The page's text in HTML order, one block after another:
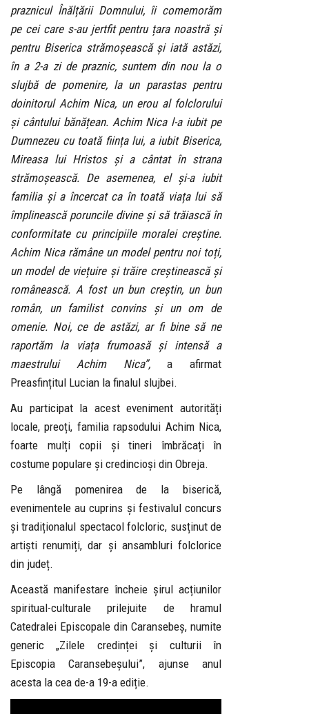
praznicul Înălțării Domnului, îi comemorăm
pe cei care s-au jertfit pentru țara noastră și
pentru Biserica strămoșească și iată astăzi,
în a 2-a zi de praznic, suntem din nou la o
slujbă de pomenire, la un parastas pentru
doinitorul Achim Nica, un erou al folclorului
și cântului bănățean. Achim Nica l-a iubit pe
Dumnezeu cu toată ființa lui, a iubit Biserica,
Mireasa lui Hristos și a cântat în strana
strămoșească. De asemenea, el și-a iubit
familia și a încercat ca în toată viața lui să
împlinească poruncile divine și să trăiască în
conformitate cu principiile moralei creștine.
Achim Nica rămâne un model pentru noi toți,
un model de viețuire și trăire creștinească și
românească. A fost un bun creștin, un bun
român, un familist convins și un om de
omenie. Noi, ce de astăzi, ar fi bine să ne
raportăm la viața frumoasă și intensă a
maestrului Achim Nica”,a afirmat
Preasfințitul Lucian la finalul slujbei.
Au participat la acest eveniment autorități
locale, preoți, familia rapsodului Achim Nica,
foarte mulți copii și tineri îmbrăcați în
costume populare și credincioși din Obreja.
Pe lângă pomenirea de la biserică,
evenimentele au cuprins și festivalul concurs
și tradiționalul spectacol folcloric, susținut de
artiști renumiți, dar și ansambluri folclorice
din județ.
Această manifestare încheie șirul acțiunilor
spiritual-culturale prilejuite de hramul
Catedralei Episcopale din Caransebeș, numite
generic „Zilele credinței și culturii în
Episcopia Caransebeșului”, ajunse anul
acesta la cea de-a 19-a ediție.